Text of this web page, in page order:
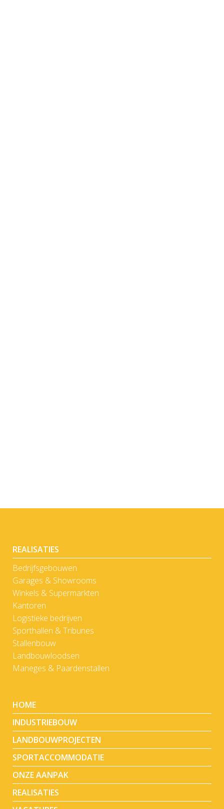
REALISATIES
Bedrijfsgebouwen
Garages & Showrooms
Winkels & Supermarkten
Kantoren
Logistieke bedrijven
Sporthallen & Tribunes
Stallenbouw
Landbouwloodsen
Maneges & Paardenstallen
HOME
INDUSTRIEBOUW
LANDBOUWPROJECTEN
SPORTACCOMMODATIE
ONZE AANPAK
REALISATIES